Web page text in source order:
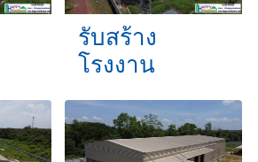
รับสร้าง
โรงงาน